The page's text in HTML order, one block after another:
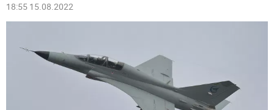
18:55 15.08.2022